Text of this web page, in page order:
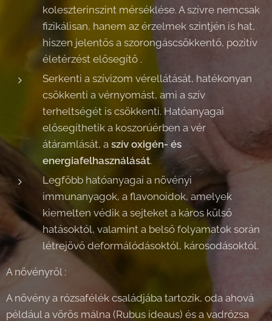
koleszterinszint mérséklése. A szívre nemcsak
fizikálisan, hanem az érzelmek szintjén is hat,
hiszen jelentős a szorongáscsökkentő, pozitív
életérzést elősegítő .
Serkenti a szívizom vérellátását, hatékonyan
csökkenti a vérnyomást, ami a szív
terheltségét is csökkenti. Hatóanyagai
elősegíthetik a koszorúérben a vér
átáramlását, a szív oxigén- és
energiafelhasználását.
Legfőbb hatóanyagai a növényi
immunanyagok, a flavonoidok, amelyek
kiemelten védik a sejteket a káros külső
hatásoktól, valamint a belső folyamatok során
létrejövő deformálódásoktól, károsodásoktól.
A növényről :
A növény a rózsafélék családjába tartozik, oda ahová
például a vörös málna (Rubus ideaus) és a vadrózsa